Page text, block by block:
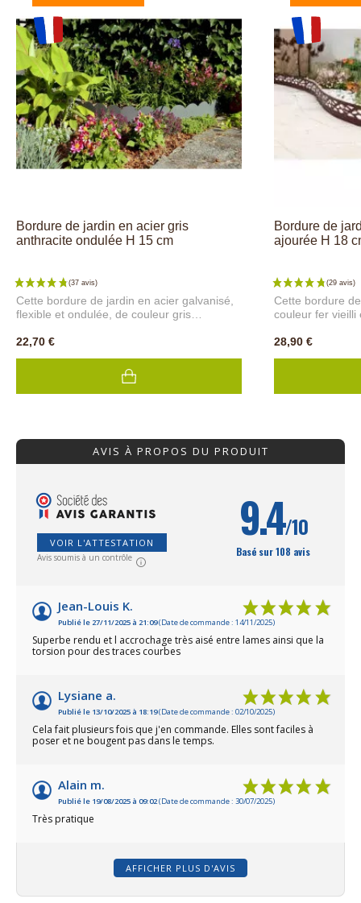
Bordure de jardin en acier gris
anthracite ondulée H 15 cm
Cette bordure de jardin en acier galvanisé,
flexible et ondulée, de couleur gris
délimitations d'espaces verts : gazon,
allées de jardin... Grâce à leur souplesse,
ces bordures de jardin peuvent être
installées sur n'importe quel terrain et dans
Découvrez ce concept original de bordures
en acier galvanisé coloré !Excellente
fabrication française pour cette bordure
l'unité.Dès 12 bordures de jardin gris
anthracite achetées, profitez d’un tarif
dégressif avantageux !
22,70 €
Bordure de
ajourée H 18
Cette bordure
couleur fer vieilli
allées de jardin
charme du fer
esthétique
une robustesse
partir de 12
achetées,
avantageux !
28,90 €
AVIS À PROPOS DU PRODUIT
VOIR L'ATTESTATION
Avis soumis à un contrôle
9.4/10
Basé sur 108 avis
Jean-Louis K.
Publié le 27/11/2025 à 21:09(Date de commande : 14/11/2025)
Superbe rendu et l accrochage très aisé entre lames ainsi que la
torsion pour des traces courbes
Lysiane a.
Publié le 13/10/2025 à 18:19(Date de commande : 02/10/2025)
Cela fait plusieurs fois que j'en commande. Elles sont faciles à
poser et ne bougent pas dans le temps.
Alain m.
Publié le 19/08/2025 à 09:02(Date de commande : 30/07/2025)
Très pratique
AFFICHER PLUS D'AVIS